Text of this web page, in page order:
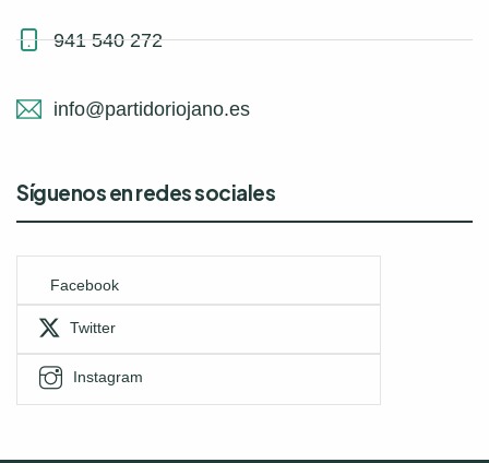
941 540 272
info@partidoriojano.es
Síguenos en redes sociales
Facebook
Twitter
Instagram